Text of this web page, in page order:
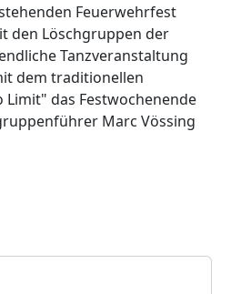
Feuerwehrfest
den Löschgruppen der
Tanzveranstaltung
dem traditionellen
das Festwochenende
Marc Vössing